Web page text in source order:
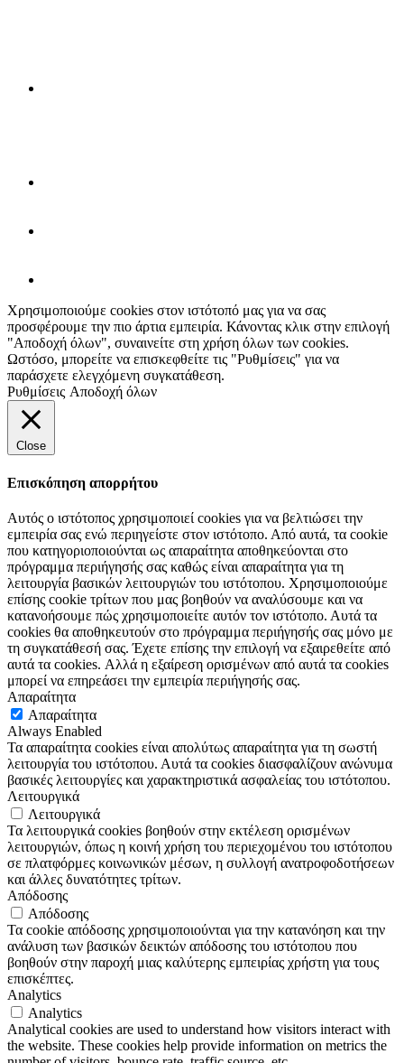
Χρησιμοποιούμε cookies στον ιστότοπό μας για να σας
προσφέρουμε την πιο άρτια εμπειρία. Κάνοντας κλικ στην επιλογή
"Αποδοχή όλων", συναινείτε στη χρήση όλων των cookies.
Ωστόσο, μπορείτε να επισκεφθείτε τις "Ρυθμίσεις" για να
παράσχετε ελεγχόμενη συγκατάθεση.
Ρυθμίσεις Αποδοχή όλων
Close
Επισκόπηση απορρήτου
Αυτός ο ιστότοπος χρησιμοποιεί cookies για να βελτιώσει την
εμπειρία σας ενώ περιηγείστε στον ιστότοπο. Από αυτά, τα cookie
που κατηγοριοποιούνται ως απαραίτητα αποθηκεύονται στο
πρόγραμμα περιήγησής σας καθώς είναι απαραίτητα για τη
λειτουργία βασικών λειτουργιών του ιστότοπου. Χρησιμοποιούμε
επίσης cookie τρίτων που μας βοηθούν να αναλύσουμε και να
κατανοήσουμε πώς χρησιμοποιείτε αυτόν τον ιστότοπο. Αυτά τα
cookies θα αποθηκευτούν στο πρόγραμμα περιήγησής σας μόνο με
τη συγκατάθεσή σας. Έχετε επίσης την επιλογή να εξαιρεθείτε από
αυτά τα cookies. Αλλά η εξαίρεση ορισμένων από αυτά τα cookies
μπορεί να επηρεάσει την εμπειρία περιήγησής σας.
Απαραίτητα
Απαραίτητα
Always Enabled
Τα απαραίτητα cookies είναι απολύτως απαραίτητα για τη σωστή
λειτουργία του ιστότοπου. Αυτά τα cookies διασφαλίζουν ανώνυμα
βασικές λειτουργίες και χαρακτηριστικά ασφαλείας του ιστότοπου.
Λειτουργικά
Λειτουργικά
Τα λειτουργικά cookies βοηθούν στην εκτέλεση ορισμένων
λειτουργιών, όπως η κοινή χρήση του περιεχομένου του ιστότοπου
σε πλατφόρμες κοινωνικών μέσων, η συλλογή ανατροφοδοτήσεων
και άλλες δυνατότητες τρίτων.
Απόδοσης
Απόδοσης
Τα cookie απόδοσης χρησιμοποιούνται για την κατανόηση και την
ανάλυση των βασικών δεικτών απόδοσης του ιστότοπου που
βοηθούν στην παροχή μιας καλύτερης εμπειρίας χρήστη για τους
επισκέπτες.
Analytics
Analytics
Analytical cookies are used to understand how visitors interact with
the website. These cookies help provide information on metrics the